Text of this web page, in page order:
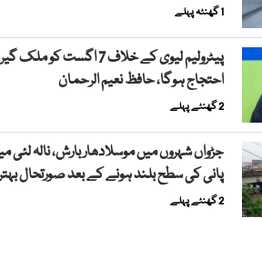
1 گھنٹہ پہلے
پیٹرولیم لیوی کے خلاف 7 اگست کو ملک گیر
احتجاج ہوگا، حافظ نعیم الرحمان
2 گھنٹے پہلے
جڑواں شہروں میں موسلادھار بارش، نالہ لئی
پانی کی سطح بلند ہونے کے بعد صورتحال
2 گھنٹے پہلے